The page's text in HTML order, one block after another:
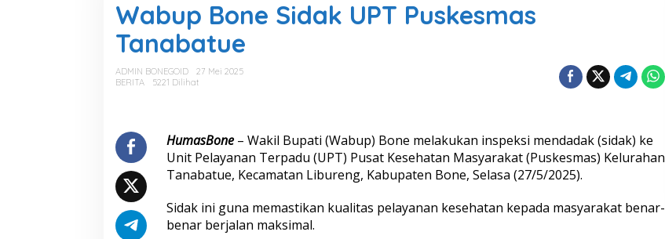
b
u
p
B
n
d
a
k
U
T
P
Wabup Bone Sidak UPT Puskesmas
Tanabatue
ADMIN BONEGOID
27 Mei 2025
BERITA
5221 Dilihat
HumasBone – Wakil Bupati (Wabup) Bone melakukan inspeksi mendadak (sidak) ke
Unit Pelayanan Terpadu (UPT) Pusat Kesehatan Masyarakat (Puskesmas) Kelurahan
Tanabatue, Kecamatan Libureng, Kabupaten Bone, Selasa (27/5/2025).
Sidak ini guna memastikan kualitas pelayanan kesehatan kepada masyarakat benar-
benar berjalan maksimal.